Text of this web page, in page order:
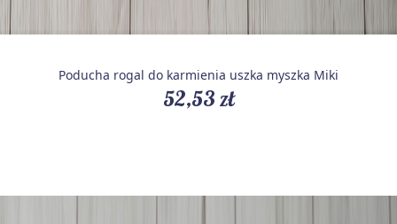
Poducha rogal do karmienia uszka myszka Miki
52,53 zł